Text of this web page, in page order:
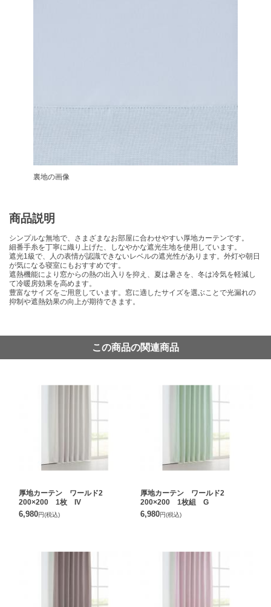
裏地の画像
商品説明
シンプルな無地で、さまざまなお部屋に合わせやすい厚地カーテンです。
細番手糸を丁寧に織り上げた、しなやかな遮光生地を使用しています。
遮光1級で、人の表情が認識できないレベルの遮光性があります。外灯や朝日
が気になる寝室にもおすすめです。
遮熱機能により窓からの熱の出入りを抑え、夏は暑さを、冬は冷気を軽減し
て冷暖房効果を高めます。
豊富なサイズをご用意しています。窓に適したサイズを選ぶことで光漏れの
抑制や遮熱効果の向上が期待できます。
この商品の関連商品
厚地カーテン ワールド2
200×200 1枚 IV
6,980円(税込)
厚地カーテン ワールド2
200×200 1枚組 G
6,980円(税込)